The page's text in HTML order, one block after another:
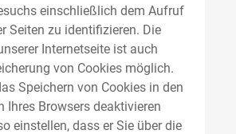
einschließlich dem Aufruf
Seiten zu identifizieren. Die
Internetseite ist auch
von Cookies möglich.
Speichern von Cookies in den
Ihres Browsers deaktivieren
einstellen, dass er Sie über die